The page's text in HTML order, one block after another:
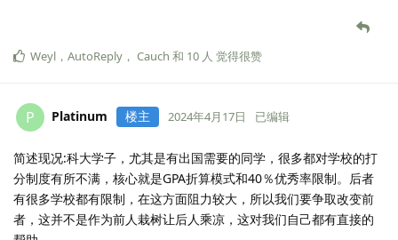
Weyl ， AutoReply ， Cauch 和 10 人 觉得很赞
P Platinum 楼主 2024年4月17日 已编辑
简述现况:科大学子，尤其是有出国需要的同学，很多都对学校的打
分制度有所不满，核心就是GPA折算模式和40％优秀率限制。后者
有很多学校都有限制，在这方面阻力较大，所以我们要争取改变前
者，这并不是作为前人栽树让后人乘凉，这对我们自己都有直接的